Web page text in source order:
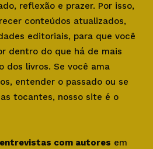
reflexão e prazer. Por isso,
conteúdos atualizados,
editoriais, para que você
dentro do que há de mais
dos livros. Se você ama
entender o passado ou se
tocantes, nosso site é o
entrevistas com autores em